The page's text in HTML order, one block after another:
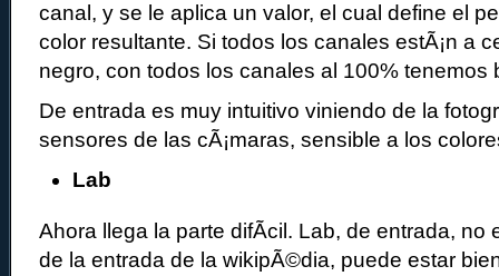
canal, y se le aplica un valor, el cual define el
color resultante. Si todos los canales estÃ¡n a
negro, con todos los canales al 100% tenemos
De entrada es muy intuitivo viniendo de la
sensores de las cÃ¡maras, sensible a los
Lab
Ahora llega la parte difÃ­cil. Lab, de entrada, no
de la entrada de la wikipÃ©dia, puede estar